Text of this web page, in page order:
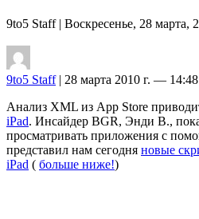
9to5 Staff| Воскресенье, 28 марта,
9to5 Staff| 28 марта 2010 г. —
Анализ XML из App Store
iPad. Инсайдер BGR, Энди В.,
просматривать приложения с
представил нам сегодня новые
iPad ( больше ниже!)